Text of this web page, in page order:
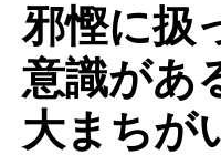
邪慳に扱
意識があ
大まちが